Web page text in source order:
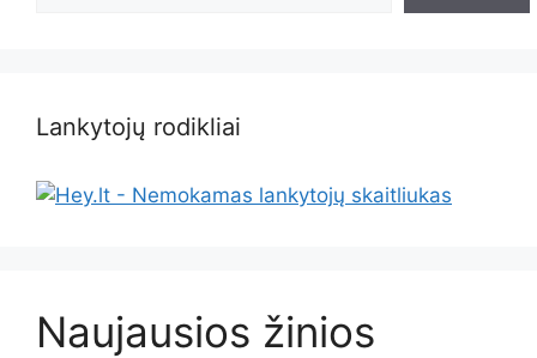
Lankytojų rodikliai
Naujausios žinios